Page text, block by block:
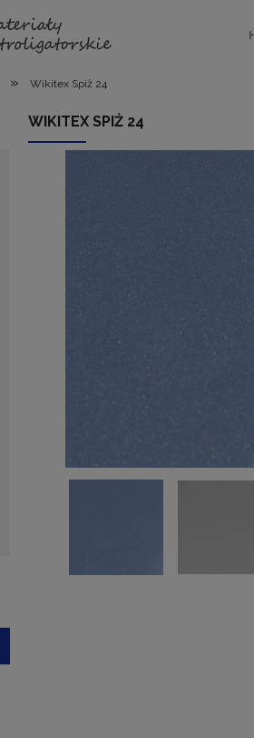
» Wikitex Spiż 24
WIKITEX SPIŻ 24